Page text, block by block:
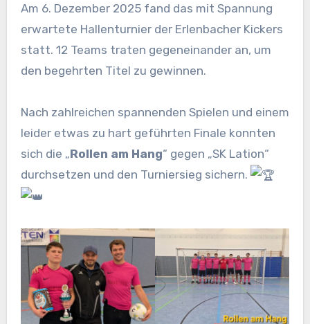
Am 6. Dezember 2025 fand das mit Spannung
erwartete Hallenturnier der Erlenbacher Kickers
statt. 12 Teams traten gegeneinander an, um
den begehrten Titel zu gewinnen.
Nach zahlreichen spannenden Spielen und einem
leider etwas zu hart geführten Finale konnten
sich die „Rollen am Hang“ gegen „SK Lation“
durchsetzen und den Turniersieg sichern.